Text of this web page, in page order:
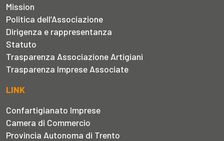
Mission
Politica dell’Associazione
Dirigenza e rappresentanza
Statuto
Trasparenza Associazione Artigiani
Trasparenza Imprese Associate
LINK
Confartigianato Imprese
Camera di Commercio
Provincia Autonoma di Trento